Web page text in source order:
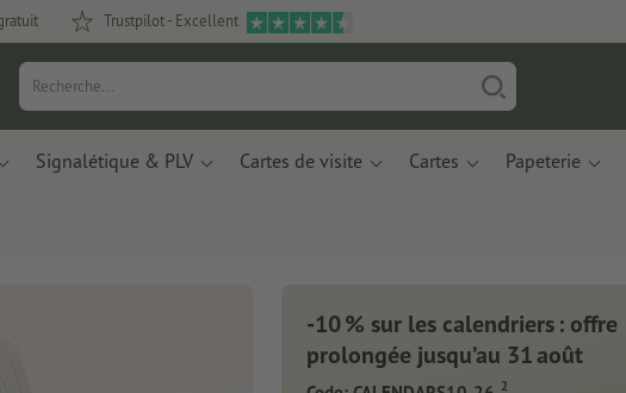
Trustpilot - Excellent
Signalétique & PLV Cartes de visite Cartes Papeterie
Nouveau : Carnets de notes
-10 % sur les calendriers : offre
prolongée jusqu’au 31 août
2